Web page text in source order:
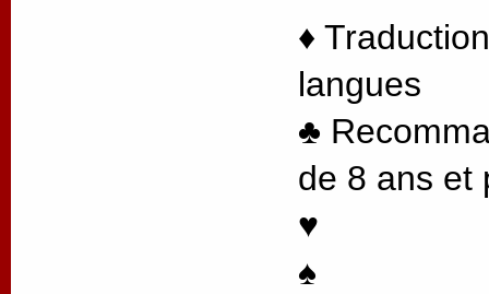
♦
langues
♣
de 8 ans et
♥
♠